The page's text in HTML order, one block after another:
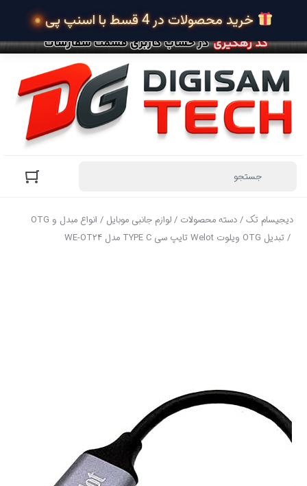
دیجیسام تک/دسته محصولات /لوازم جانبی موبایل / انواع مبدل و OTG
/ تبدیل OTG ویلوت Welot تایپ سی TYPE C مدل WE-OT24
خرید محصولات در 4 قسط با اسنپ پی